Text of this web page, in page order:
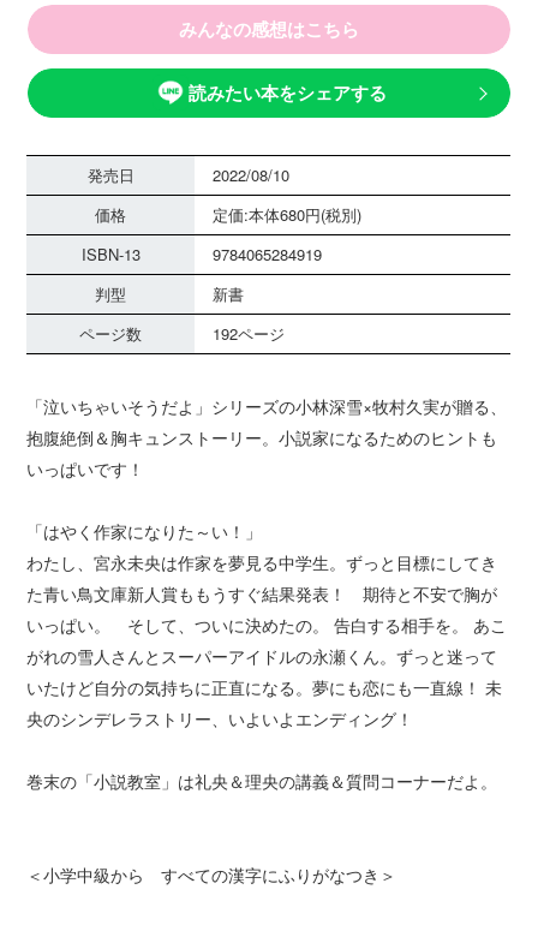
みんなの感想はこちら
読みたい本をシェアする
発売日
2022/08/10
価格
定価:本体680円(税別)
ISBN-13
9784065284919
判型
新書
ページ数
192ページ
「泣いちゃいそうだよ」シリーズの小林深雪×牧村久実が贈る、
抱腹絶倒＆胸キュンストーリー。小説家になるためのヒントも
いっぱいです！
「はやく作家になりた～い！」
わたし、宮永未央は作家を夢見る中学生。ずっと目標にしてき
た青い鳥文庫新人賞ももうすぐ結果発表！ 期待と不安で胸が
いっぱい。 そして、ついに決めたの。 告白する相手を。 あこ
がれの雪人さんとスーパーアイドルの永瀬くん。ずっと迷って
いたけど自分の気持ちに正直になる。夢にも恋にも一直線！ 未
央のシンデレラストリー、いよいよエンディング！
巻末の「小説教室」は礼央＆理央の講義＆質問コーナーだよ。
＜小学中級から すべての漢字にふりがなつき＞